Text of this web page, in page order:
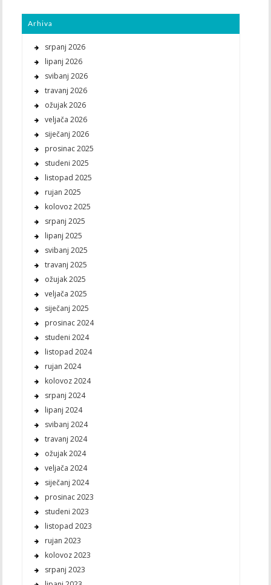
Arhiva
srpanj 2026
lipanj 2026
svibanj 2026
travanj 2026
ožujak 2026
veljača 2026
siječanj 2026
prosinac 2025
studeni 2025
listopad 2025
rujan 2025
kolovoz 2025
srpanj 2025
lipanj 2025
svibanj 2025
travanj 2025
ožujak 2025
veljača 2025
siječanj 2025
prosinac 2024
studeni 2024
listopad 2024
rujan 2024
kolovoz 2024
srpanj 2024
lipanj 2024
svibanj 2024
travanj 2024
ožujak 2024
veljača 2024
siječanj 2024
prosinac 2023
studeni 2023
listopad 2023
rujan 2023
kolovoz 2023
srpanj 2023